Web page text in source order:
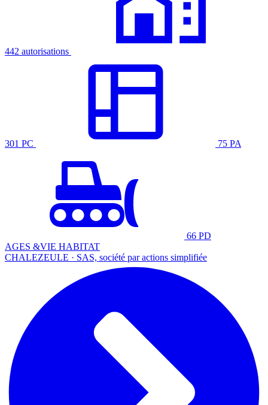
442 autorisations
301 PC 75 PA
66 PD
AGES &VIE HABITAT
CHALEZEULE · SAS, société par actions simplifiée